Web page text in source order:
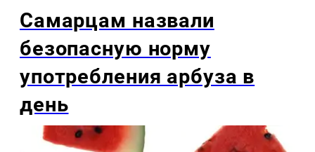
Самарцам назвали
безопасную норму
употребления арбуза в
день